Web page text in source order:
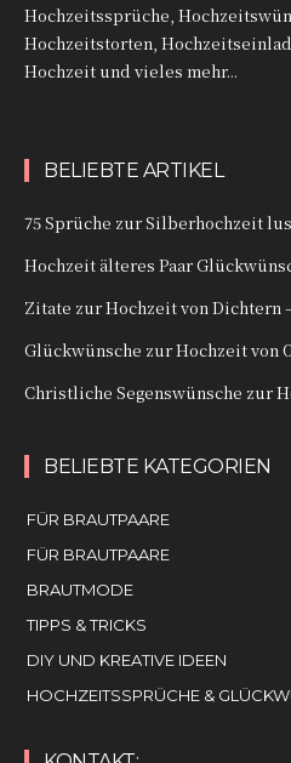
Hochzeitssprüche,
Hochzeitstorten,
Hochzeit und vieles mehr...
BELIEBTE ARTIKEL
75 Sprüche zur Silberhochzeit
Hochzeit älteres Paar
Zitate zur Hochzeit von Dichtern
Glückwünsche zur Hochzeit von
Christliche Segenswünsche zur
BELIEBTE KATEGORIEN
FÜR BRAUTPAARE
FÜR BRAUTPAARE
BRAUTMODE
TIPPS & TRICKS
DIY UND KREATIVE IDEEN
HOCHZEITSSPRÜCHE &